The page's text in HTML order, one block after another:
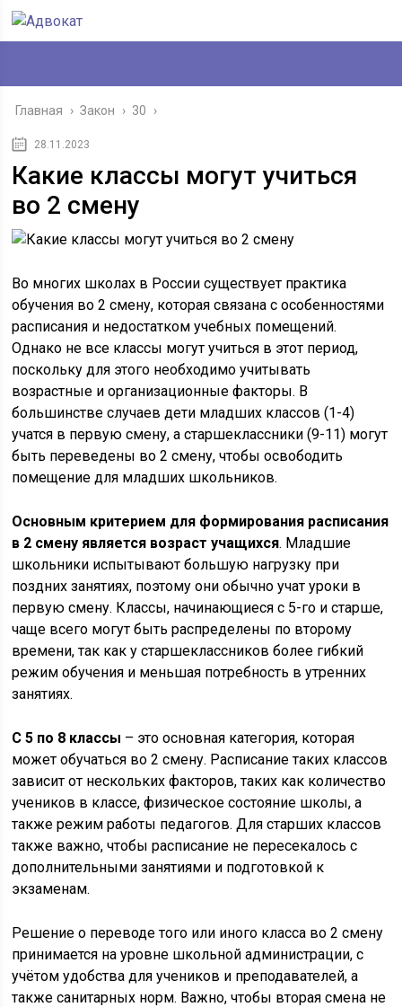
Главная › Закон › 30 ›
28.11.2023
Какие классы могут учиться
во 2 смену
Во многих школах в России существует практика
обучения во 2 смену, которая связана с особенностями
расписания и недостатком учебных помещений.
Однако не все классы могут учиться в этот период,
поскольку для этого необходимо учитывать
возрастные и организационные факторы. В
большинстве случаев дети младших классов (1-4)
учатся в первую смену, а старшеклассники (9-11) могут
быть переведены во 2 смену, чтобы освободить
помещение для младших школьников.
Основным критерием для формирования расписания
в 2 смену является возраст учащихся. Младшие
школьники испытывают большую нагрузку при
поздних занятиях, поэтому они обычно учат уроки в
первую смену. Классы, начинающиеся с 5-го и старше,
чаще всего могут быть распределены по второму
времени, так как у старшеклассников более гибкий
режим обучения и меньшая потребность в утренних
занятиях.
С 5 по 8 классы – это основная категория, которая
может обучаться во 2 смену. Расписание таких классов
зависит от нескольких факторов, таких как количество
учеников в классе, физическое состояние школы, а
также режим работы педагогов. Для старших классов
также важно, чтобы расписание не пересекалось с
дополнительными занятиями и подготовкой к
экзаменам.
Решение о переводе того или иного класса во 2 смену
принимается на уровне школьной администрации, с
учётом удобства для учеников и преподавателей, а
также санитарных норм. Важно, чтобы вторая смена не